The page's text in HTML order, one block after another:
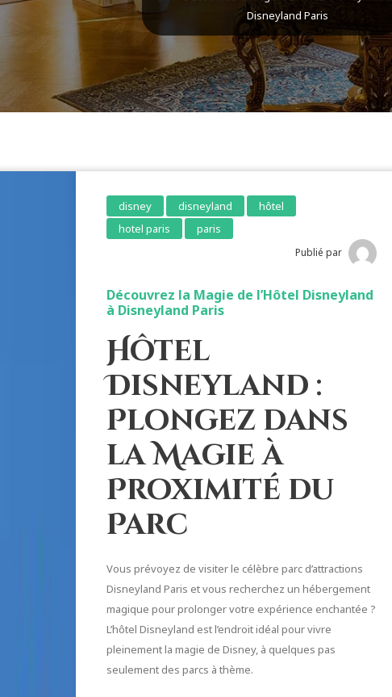
Disneyland Paris
disney disneyland
hôtel
hotel paris
paris
Publié par
Découvrez la Magie de l’Hôtel Disneyland
à Disneyland Paris
Hôtel
Disneyland :
Plongez dans
la Magie à
Proximité du
Parc
Vous prévoyez de visiter le célèbre parc d’attractions
Disneyland Paris et vous recherchez un hébergement
magique pour prolonger votre expérience enchantée ?
L’hôtel Disneyland est l’endroit idéal pour vivre
pleinement la magie de Disney, à quelques pas
seulement des parcs à thème.